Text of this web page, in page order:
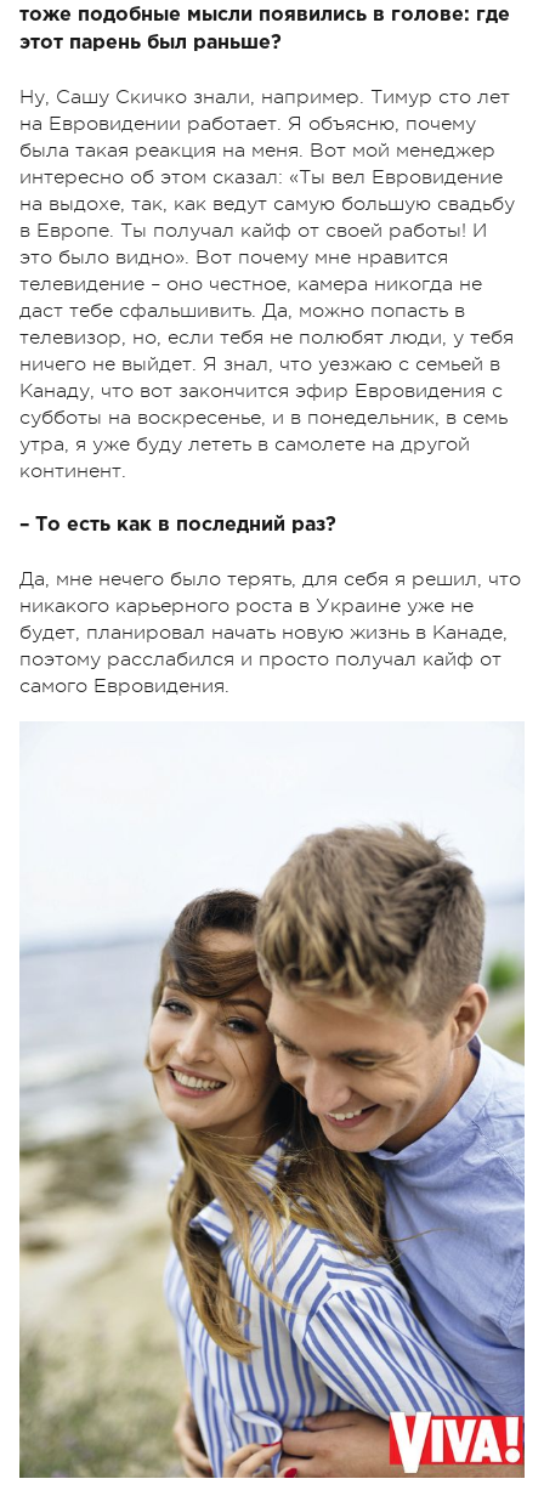
тоже подобные мысли появились в голове: где
этот парень был раньше?
Ну, Сашу Скичко знали, например. Тимур сто лет
на Евровидении работает. Я объясню, почему
была такая реакция на меня. Вот мой менеджер
интересно об этом сказал: «Ты вел Евровидение
на выдохе, так, как ведут самую большую свадьбу
в Европе. Ты получал кайф от своей работы! И
это было видно». Вот почему мне нравится
телевидение – оно честное, камера никогда не
даст тебе сфальшивить. Да, можно попасть в
телевизор, но, если тебя не полюбят люди, у тебя
ничего не выйдет. Я знал, что уезжаю с семьей в
Канаду, что вот закончится эфир Евровидения с
субботы на воскресенье, и в понедельник, в семь
утра, я уже буду лететь в самолете на другой
континент.
– То есть как в последний раз?
Да, мне нечего было терять, для себя я решил, что
никакого карьерного роста в Украине уже не
будет, планировал начать новую жизнь в Канаде,
поэтому расслабился и просто получал кайф от
самого Евровидения.